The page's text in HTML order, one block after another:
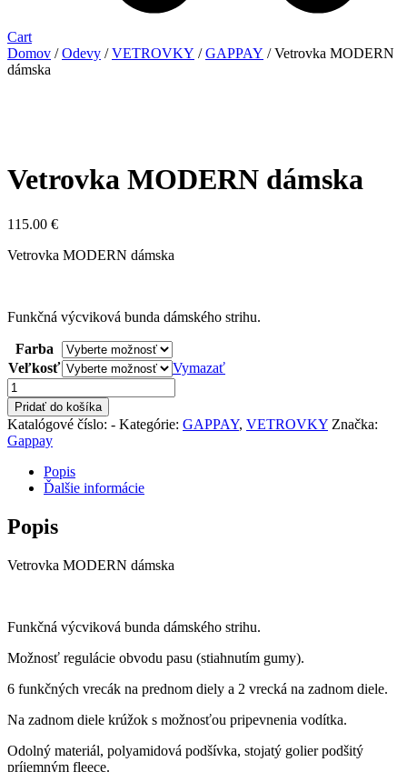
Cart
Domov /Odevy /VETROVKY /GAPPAY / Vetrovka MODERN
dámska
Vetrovka MODERN dámska
115.00 €
Vetrovka MODERN dámska
Funkčná výcviková bunda dámského strihu.
Farba
Veľkosť
Vymazať
množstvo
Vetrovka
MODERN
dámska
Pridať do košíka
Katalógové číslo: - Kategórie: GAPPAY, VETROVKY Značka:
Gappay
Popis
Ďalšie informácie
Popis
Vetrovka MODERN dámska
Funkčná výcviková bunda dámského strihu.
Možnosť regulácie obvodu pasu (stiahnutím gumy).
6 funkčných vrecák na prednom diely a 2 vrecká na zadnom diele.
Na zadnom diele krúžok s možnosťou pripevnenia vodítka.
Odolný materiál, polyamidová podšívka, stojatý golier podšitý
príjemným fleece.